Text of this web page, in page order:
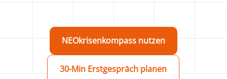
NEOkrisenkompass nutzen
30-Min Erstgespräch planen